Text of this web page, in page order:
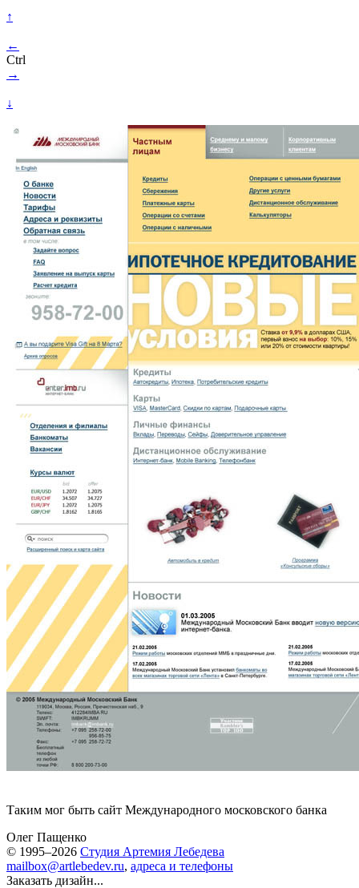
↑
←
Ctrl
→
↓
Таким мог быть сайт Международного московского банка
Олег Пащенко
© 1995–2026 Студия Артемия Лебедева
mailbox@artlebedev.ru, адреса и телефоны
Заказать дизайн...